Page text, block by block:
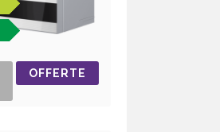
OFFERTE